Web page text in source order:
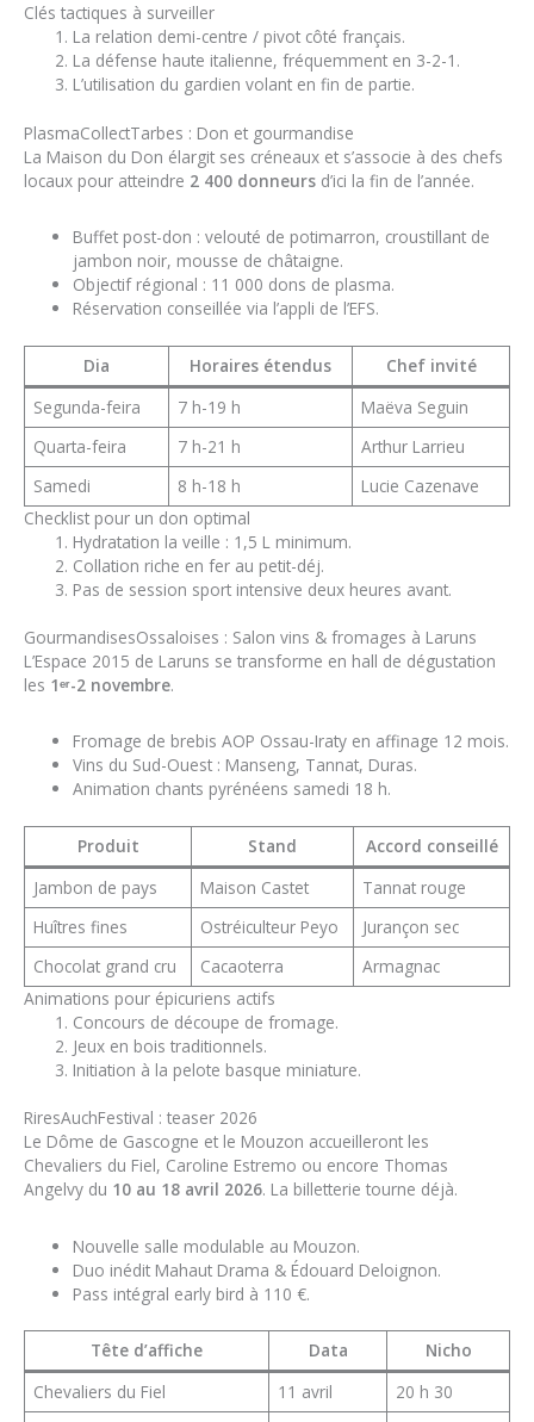
Clés tactiques à surveiller
La relation demi-centre / pivot côté français.
La défense haute italienne, fréquemment en 3-2-1.
L’utilisation du gardien volant en fin de partie.
PlasmaCollectTarbes : Don et gourmandise
La Maison du Don élargit ses créneaux et s’associe à des chefs
locaux pour atteindre 2 400 donneurs d’ici la fin de l’année.
Buffet post-don : velouté de potimarron, croustillant de
jambon noir, mousse de châtaigne.
Objectif régional : 11 000 dons de plasma.
Réservation conseillée via l’appli de l’EFS.
Dia Horaires étendus
Chef invité
Segunda-feira
7 h-19 h
Maëva Seguin
Quarta-feira
7 h-21 h
Arthur Larrieu
Samedi
8 h-18 h
Lucie Cazenave
Checklist pour un don optimal
Hydratation la veille : 1,5 L minimum.
Collation riche en fer au petit-déj.
Pas de session sport intensive deux heures avant.
GourmandisesOssaloises : Salon vins & fromages à Laruns
L’Espace 2015 de Laruns se transforme en hall de dégustation
les 1ᵉʳ-2 novembre.
Fromage de brebis AOP Ossau-Iraty en affinage 12 mois.
Vins du Sud-Ouest : Manseng, Tannat, Duras.
Animation chants pyrénéens samedi 18 h.
Produit Stand
Accord conseillé
Jambon de pays
Maison Castet
Tannat rouge
Huîtres fines
Ostréiculteur Peyo
Jurançon sec
Chocolat grand cru
Cacaoterra
Armagnac
Animations pour épicuriens actifs
Concours de découpe de fromage.
Jeux en bois traditionnels.
Initiation à la pelote basque miniature.
RiresAuchFestival : teaser 2026
Le Dôme de Gascogne et le Mouzon accueilleront les
Chevaliers du Fiel, Caroline Estremo ou encore Thomas
Angelvy du 10 au 18 avril 2026. La billetterie tourne déjà.
Nouvelle salle modulable au Mouzon.
Duo inédit Mahaut Drama & Édouard Deloignon.
Pass intégral early bird à 110 €.
Tête d’affiche Data
Nicho
Chevaliers du Fiel
11 avril
20 h 30